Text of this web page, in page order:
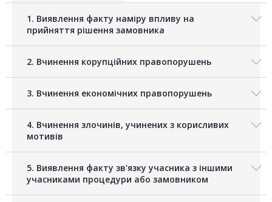
1. Виявлення факту наміру впливу на
прийняття рішення замовника
2. Вчинення корупційних правопорушень
3. Вчинення економічних правопорушень
4. Вчинення злочинів, учинених з корисливих
мотивів
5. Виявлення факту зв'язку учасника з іншими
учасниками процедури або замовником